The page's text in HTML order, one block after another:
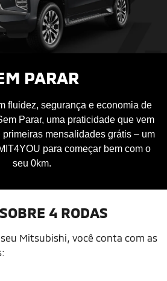
PARAR
fluidez, segurança e economia de
Parar, uma praticidade que vem
mensalidades grátis – um
para começar bem com o
seu 0km.
4 RODAS
Mitsubishi, você conta com as